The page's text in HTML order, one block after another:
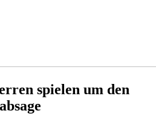
spielen um den